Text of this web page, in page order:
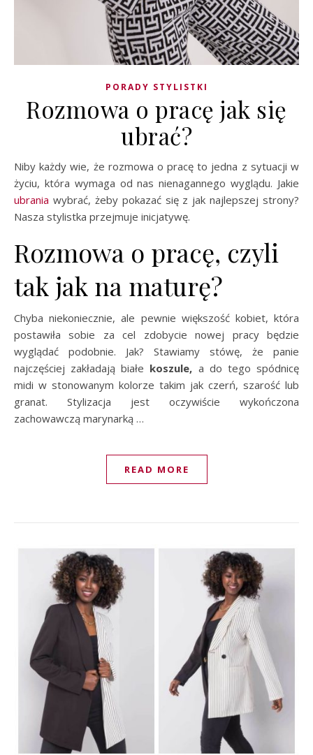
PORADY STYLISTKI
Rozmowa o pracę jak się
ubrać?
Niby każdy wie, że rozmowa o pracę to jedna z sytuacji w
życiu, która wymaga od nas nienagannego wyglądu. Jakie
ubrania wybrać, żeby pokazać się z jak najlepszej strony?
Nasza stylistka przejmuje inicjatywę.
Rozmowa o pracę, czyli
tak jak na maturę?
Chyba niekoniecznie, ale pewnie większość kobiet, która
postawiła sobie za cel zdobycie nowej pracy będzie
wyglądać podobnie. Jak? Stawiamy stówę, że panie
najczęściej zakładają białe koszule, a do tego spódnicę
midi w stonowanym kolorze takim jak czerń, szarość lub
granat. Stylizacja jest oczywiście wykończona
zachowawczą marynarką …
READ MORE